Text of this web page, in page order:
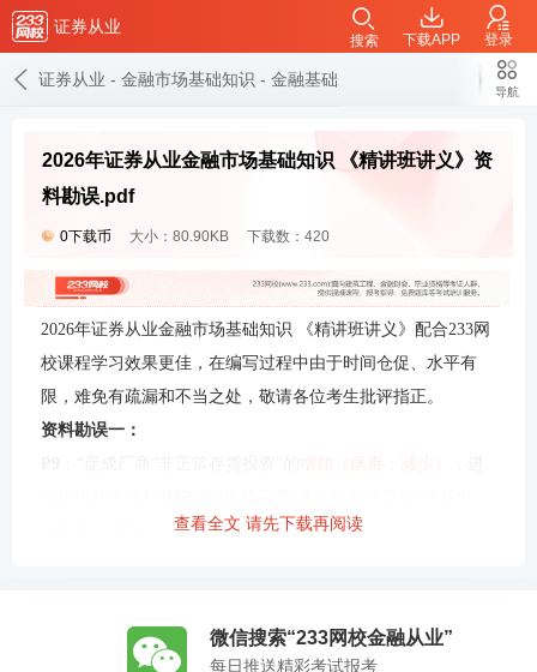
证券从业
下载APP 登录
搜索
证券从业 - 金融市场基础知识 - 金融基础知识学习笔记
导航
2026年证券从业金融市场基础知识 《精讲班讲义》资
料勘误.pdf
0下载币 大小：80.90KB 下载数：420
2026年证券从业金融市场基础知识 《精讲班讲义》配合233网
校课程学习效果更佳，在编写过程中由于时间仓促、水平有
限，难免有疏漏和不当之处，敬请各位考生批评指正。
资料勘误一：
，进而增进社会福利”。
查看全文 请先下载再阅读
微信搜索“233网校金融从业”
每日推送精彩考试报考